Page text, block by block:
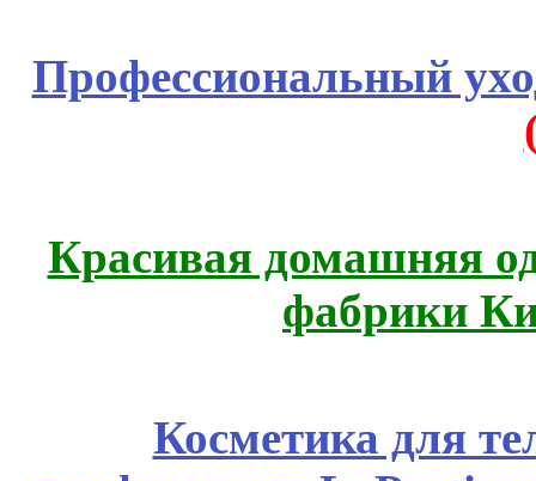
Профессиональный
Красивая домашняя
фабрики
Косметика для